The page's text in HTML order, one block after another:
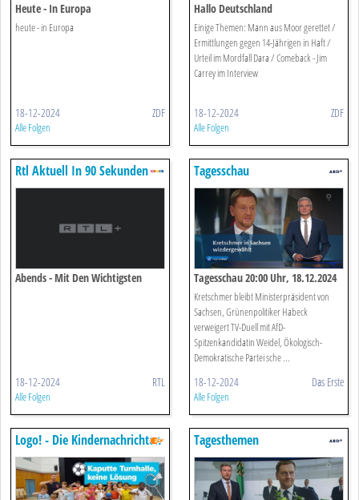
Heute - In Europa
heute - in Europa
18-12-2024 ZDF
Alle Folgen
Hallo Deutschland
Einige Themen: Mann aus Moor gerettet /
Ermittlungen gegen 14-Jährigen in Haft /
Urteil im Mordfall Dara / Comeback - Jim
Carrey im Interview
18-12-2024 ZDF
Alle Folgen
Rtl Aktuell In 90 Sekunden
Abends - Mit Den Wichtigsten
18-12-2024 RTL
Alle Folgen
Tagesschau
Tagesschau 20:00 Uhr, 18.12.2024
Kretschmer bleibt Ministerpräsident von
Sachsen, Grünenpolitiker Habeck
verweigert TV-Duell mit AfD-
Spitzenkandidatin Weidel, Ökologisch-
Demokratische Partei sche ...
18-12-2024 Das Erste
Alle Folgen
Logo! - Die Kindernachrichten
Des Zdf
Tagesthemen